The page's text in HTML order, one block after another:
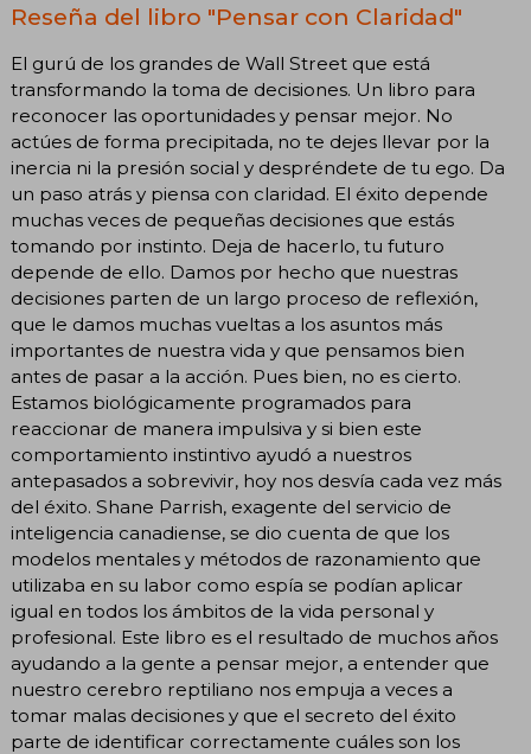
Reseña del libro "Pensar con Claridad"
El gurú de los grandes de Wall Street que está
transformando la toma de decisiones. Un libro para
reconocer las oportunidades y pensar mejor. No
actúes de forma precipitada, no te dejes llevar por la
inercia ni la presión social y despréndete de tu ego. Da
un paso atrás y piensa con claridad. El éxito depende
muchas veces de pequeñas decisiones que estás
tomando por instinto. Deja de hacerlo, tu futuro
depende de ello. Damos por hecho que nuestras
decisiones parten de un largo proceso de reflexión,
que le damos muchas vueltas a los asuntos más
importantes de nuestra vida y que pensamos bien
antes de pasar a la acción. Pues bien, no es cierto.
Estamos biológicamente programados para
reaccionar de manera impulsiva y si bien este
comportamiento instintivo ayudó a nuestros
antepasados a sobrevivir, hoy nos desvía cada vez más
del éxito. Shane Parrish, exagente del servicio de
inteligencia canadiense, se dio cuenta de que los
modelos mentales y métodos de razonamiento que
utilizaba en su labor como espía se podían aplicar
igual en todos los ámbitos de la vida personal y
profesional. Este libro es el resultado de muchos años
ayudando a la gente a pensar mejor, a entender que
nuestro cerebro reptiliano nos empuja a veces a
tomar malas decisiones y que el secreto del éxito
parte de identificar correctamente cuáles son los